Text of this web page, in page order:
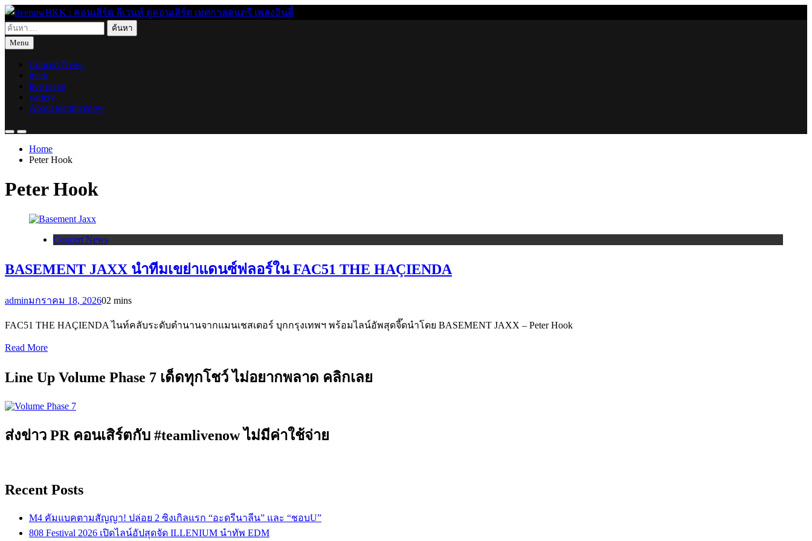
Skip
to
content
livenowBKK : คอนเสิร์ต อีเวนท์ ดูคอนเสิร์ต เทศกาลดนตรี เพลงอินดี้
live for today
ค้นหา
สำหรับ:
Menu
Concert News
track
live recap
variety
About teamlivenow
Home
Peter Hook
Peter Hook
Concert News
BASEMENT JAXX นำทีมเขย่าแดนซ์ฟลอร์ใน FAC51 THE HAÇIENDA
adminมกราคม 18, 202602 mins
FAC51 THE HAÇIENDA ไนท์คลับระดับตำนานจากแมนเชสเตอร์ บุกกรุงเทพฯ พร้อมไลน์อัพสุดจี๊ดนำโดย BASEMENT JAXX – Peter Hook
Read More
Line Up Volume Phase 7 เด็ดทุกโชว์ ไม่อยากพลาด คลิกเลย
ส่งข่าว PR คอนเสิร์ตกับ #teamlivenow ไม่มีค่าใช้จ่าย
Recent Posts
M4 คัมแบคตามสัญญา! ปล่อย 2 ซิงเกิลแรก “อะดรีนาลีน” และ “ชอบU”
808 Festival 2026 เปิดไลน์อัปสุดจัด ILLENIUM นำทัพ EDM